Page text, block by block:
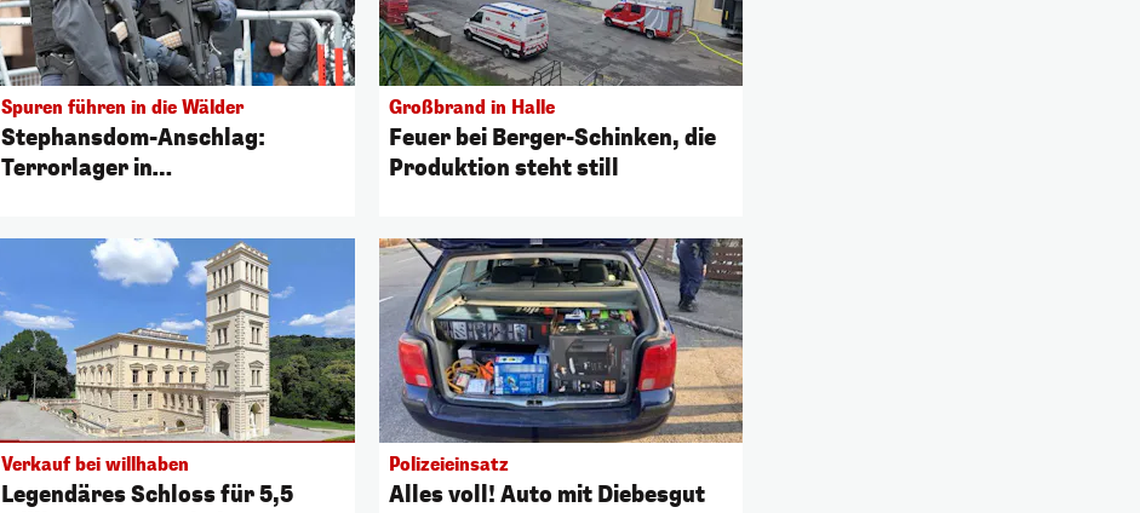
Spuren führen in die Wälder
Stephansdom-Anschlag:
Terrorlager in
Großbrand in Halle
Feuer bei Berger-Schinken, die
Produktion steht still
Verkauf bei willhaben
Legendäres Schloss für 5,5
Polizeieinsatz
Alles voll! Auto mit Diebesgut